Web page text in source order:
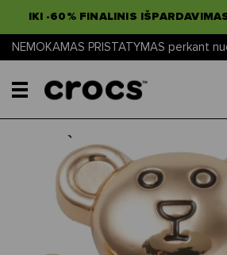
IKI -60% FINALINIS
NEMOKAMAS PRISTATYMAS perkant